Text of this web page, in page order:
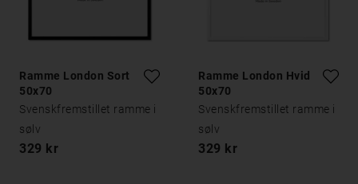
Ramme London Sort
50x70
Svenskfremstillet ramme i
sølv
329 kr
Ramme London Hvid
50x70
Svenskfremstillet ramme i
sølv
329 kr